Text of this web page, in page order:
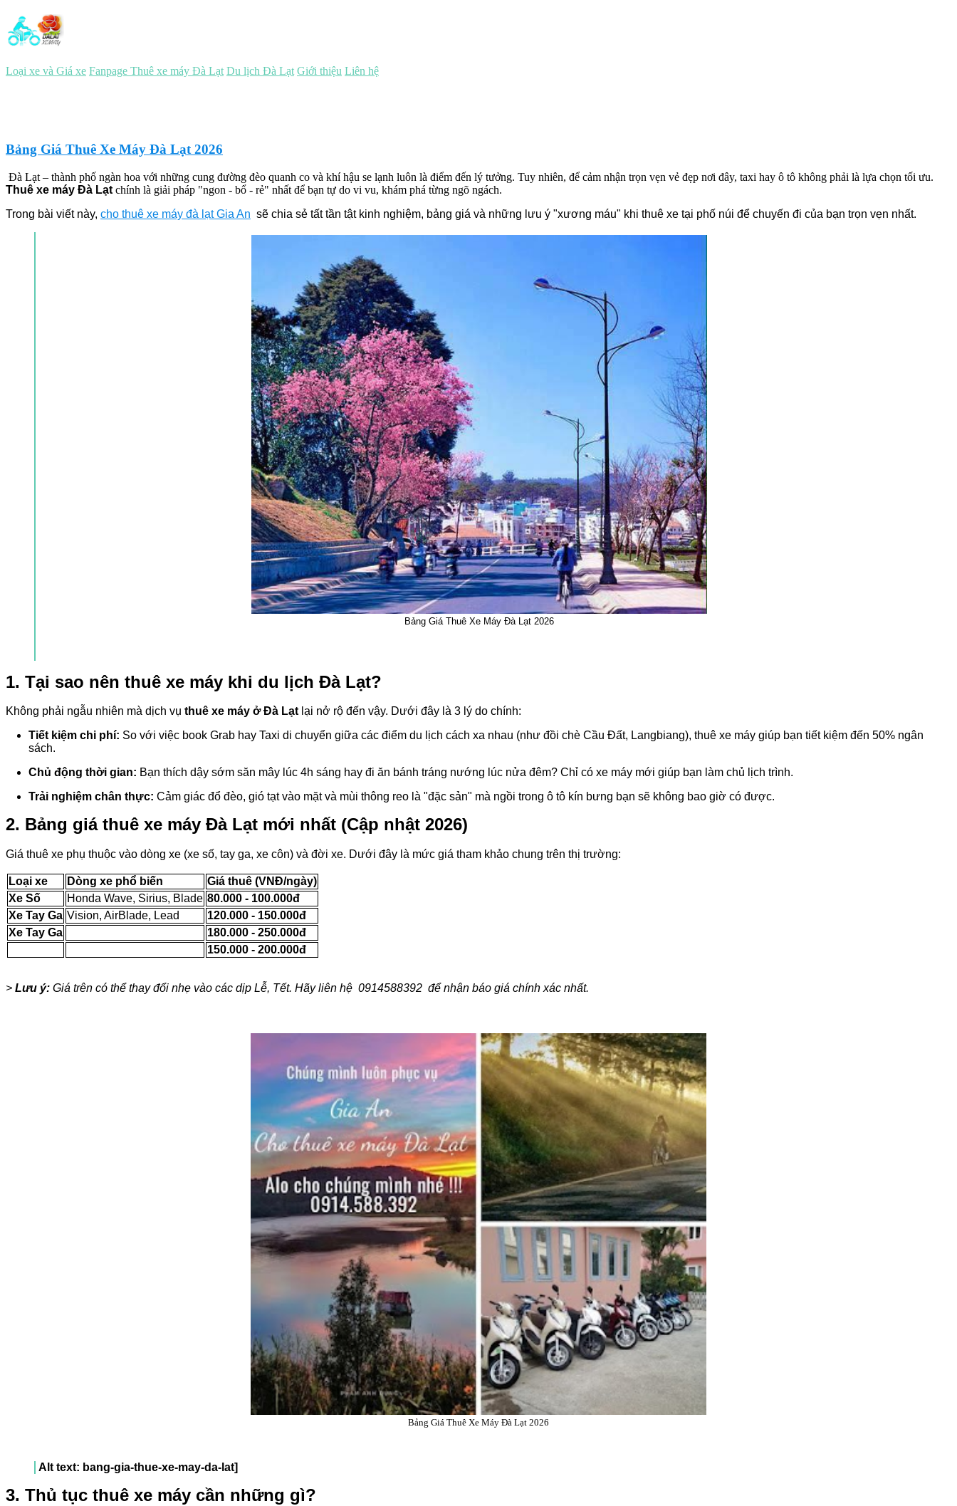
Loại xe và Giá xe Fanpage Thuê xe máy Đà Lạt Du lịch Đà Lạt Giới thiệu Liên hệ
Bảng Giá Thuê Xe Máy Đà Lạt 2026
Đà Lạt – thành phố ngàn hoa với những cung đường đèo quanh co và khí hậu se lạnh luôn là điểm đến lý tưởng. Tuy nhiên, để cảm nhận trọn vẹn vẻ đẹp nơi đây, taxi hay ô tô không phải là lựa chọn tối ưu.
Thuê xe máy Đà Lạt chính là giải pháp "ngon - bổ - rẻ" nhất để bạn tự do vi vu, khám phá từng ngõ ngách.
Trong bài viết này, cho thuê xe máy đà lạt Gia An sẽ chia sẻ tất tần tật kinh nghiệm, bảng giá và những lưu ý "xương máu" khi thuê xe tại phố núi để chuyến đi của bạn trọn vẹn nhất.
Bảng Giá Thuê Xe Máy Đà Lạt 2026
1. Tại sao nên thuê xe máy khi du lịch Đà Lạt?
Không phải ngẫu nhiên mà dịch vụ thuê xe máy ở Đà Lạtlại nở rộ đến vậy. Dưới đây là 3 lý do chính:
Tiết kiệm chi phí: So với việc book Grab hay Taxi di chuyển giữa các điểm du lịch cách xa nhau (như đồi chè Cầu Đất, Langbiang), thuê xe máy giúp bạn tiết kiệm đến 50% ngân
sách.
Chủ động thời gian: Bạn thích dậy sớm săn mây lúc 4h sáng hay đi ăn bánh tráng nướng lúc nửa đêm? Chỉ có xe máy mới giúp bạn làm chủ lịch trình.
Trải nghiệm chân thực: Cảm giác đổ đèo, gió tạt vào mặt và mùi thông reo là "đặc sản" mà ngồi trong ô tô kín bưng bạn sẽ không bao giờ có được.
2. Bảng giá thuê xe máy Đà Lạt mới nhất (Cập nhật 2026)
Giá thuê xe phụ thuộc vào dòng xe (xe số, tay ga, xe côn) và đời xe. Dưới đây là mức giá tham khảo chung trên thị trường:
Loại xe Dòng xe phổ biến
Giá thuê (VNĐ/ngày)
Xe Số
Honda Wave, Sirius, Blade 80.000 - 100.000đ
Xe Tay Ga Vision, AirBlade, Lead
120.000 - 150.000đ
Xe Tay Ga
180.000 - 250.000đ
150.000 - 200.000đ
> Lưu ý: Giá trên có thể thay đổi nhẹ vào các dịp Lễ, Tết. Hãy liên hệ 0914588392 để nhận báo giá chính xác nhất.
Bảng Giá Thuê Xe Máy Đà Lạt 2026
Alt text: bang-gia-thue-xe-may-da-lat]
3. Thủ tục thuê xe máy cần những gì?